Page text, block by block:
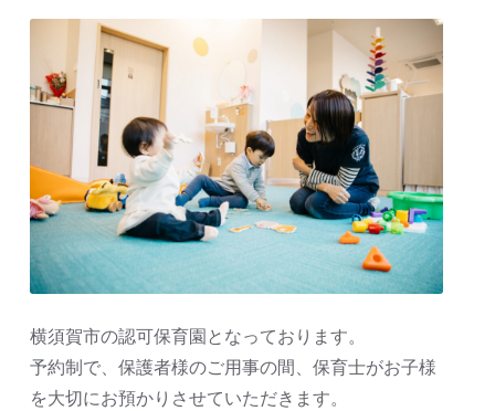
横須賀市の認可保育園となっております。
予約制で、保護者様のご用事の間、保育士がお子様
を大切にお預かりさせていただきます。